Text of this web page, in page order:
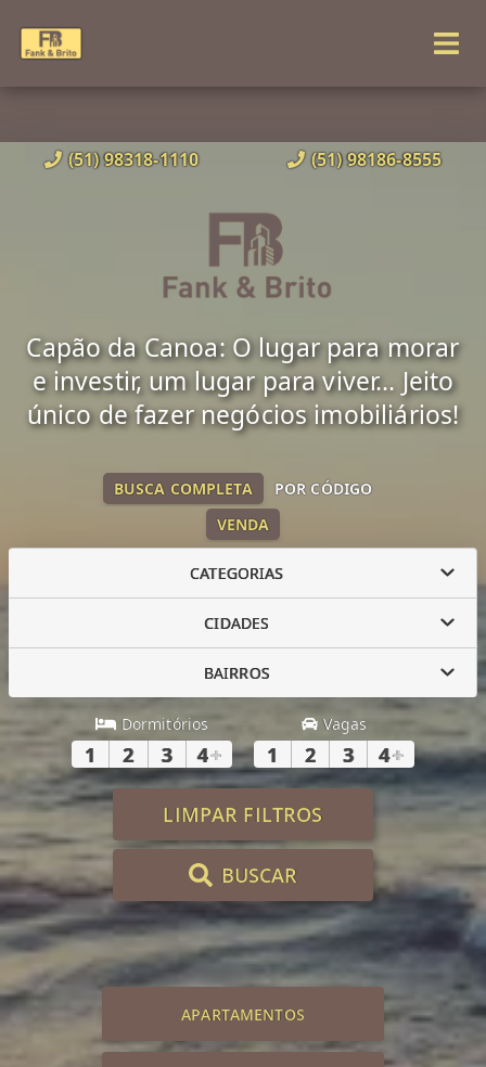
(51) 98318-1110 (51) 98186-8555
Capão da Canoa: O lugar para morar
e investir, um lugar para viver... Jeito
único de fazer negócios imobiliários!
VENDA
BUSCA COMPLETA POR CÓDIGO
CATEGORIAS
CIDADES
BAIRROS
Dormitórios
1 2 3 4+
Vagas
1 2 3 4+
LIMPAR FILTROS
BUSCAR
APARTAMENTOS